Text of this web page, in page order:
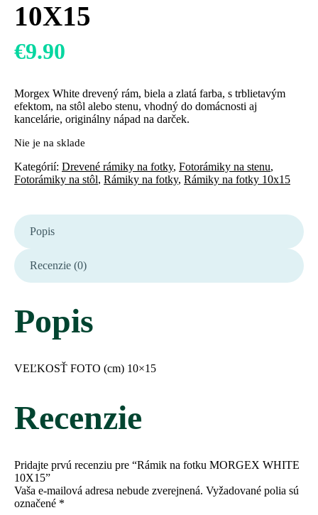
10X15
€9.90
Morgex White drevený rám, biela a zlatá farba, s trblietavým
efektom, na stôl alebo stenu, vhodný do domácnosti aj
kancelárie, originálny nápad na darček.
Nie je na sklade
Kategórií: Drevené rámiky na fotky, Fotorámiky na stenu,
Fotorámiky na stôl, Rámiky na fotky, Rámiky na fotky 10x15
Popis
Recenzie (0)
Popis
VEĽKOSŤ FOTO (cm) 10×15
Recenzie
Pridajte prvú recenziu pre “Rámik na fotku MORGEX WHITE
10X15”
Vaša e-mailová adresa nebude zverejnená. Vyžadované polia sú
označené *